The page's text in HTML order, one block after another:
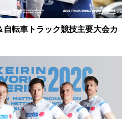
自転車トラック競技主要大会カ